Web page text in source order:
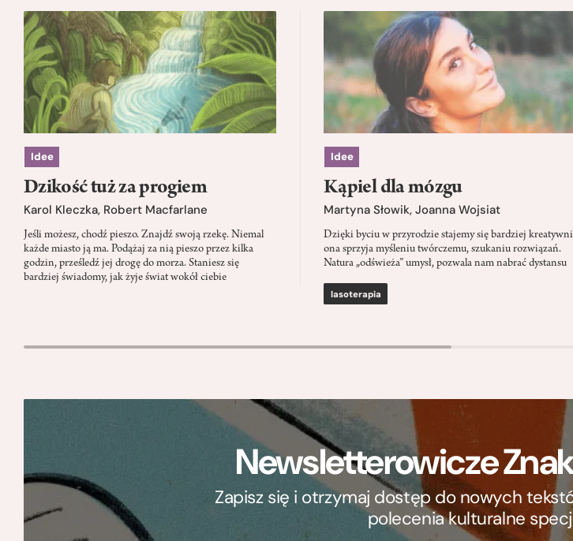
Idee
Dzikość tuż za progiem
Karol Kleczka, Robert Macfarlane
Jeśli możesz, chodź pieszo. Znajdź swoją rzekę. Niemal
każde miasto ją ma. Podążaj za nią pieszo przez kilka
godzin, prześledź jej drogę do morza. Staniesz się
bardziej świadomy, jak żyje świat wokół ciebie
Idee
Kąpiel dla mózgu
Martyna Słowik, Joanna Wojsiat
Dzięki byciu w przyrodzie stajemy się bardziej
ona sprzyja myśleniu twórczemu, szukaniu rozwiązań.
Natura „odświeża” umysł, pozwala nam nabrać dystansu
lasoterapia
Newsletterowicze
Zapisz się i otrzymaj dostęp do nowych
polecenia kulturalne